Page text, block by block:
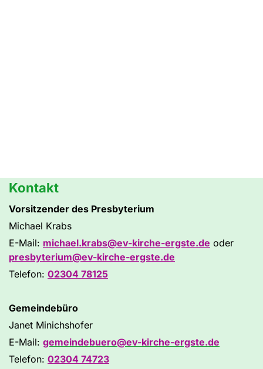
Kontakt
Vorsitzender des Presbyterium
Michael Krabs
E-Mail: michael.krabs@ev-kirche-ergste.de oder
presbyterium@ev-kirche-ergste.de
Telefon: 02304 78125
Gemeindebüro
Janet Minichshofer
E-Mail: gemeindebuero@ev-kirche-ergste.de
Telefon: 02304 74723